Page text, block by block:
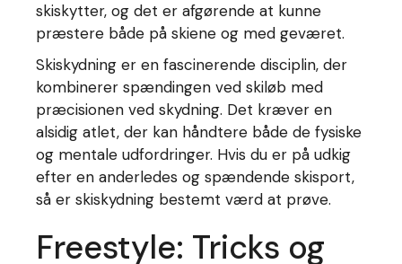
skiskytter, og det er afgørende at kunne
præstere både på skiene og med geværet.
Skiskydning er en fascinerende disciplin, der
kombinerer spændingen ved skiløb med
præcisionen ved skydning. Det kræver en
alsidig atlet, der kan håndtere både de fysiske
og mentale udfordringer. Hvis du er på udkig
efter en anderledes og spændende skisport,
så er skiskydning bestemt værd at prøve.
Freestyle: Tricks og